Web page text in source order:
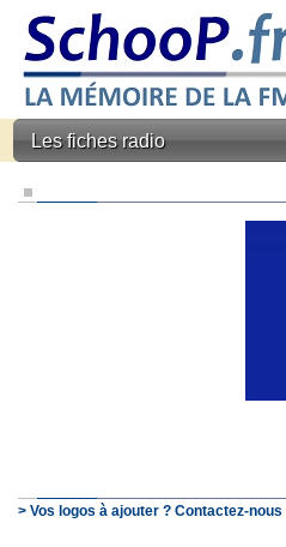
Les fiches radio
> Vos logos à ajouter ? Contactez-nous